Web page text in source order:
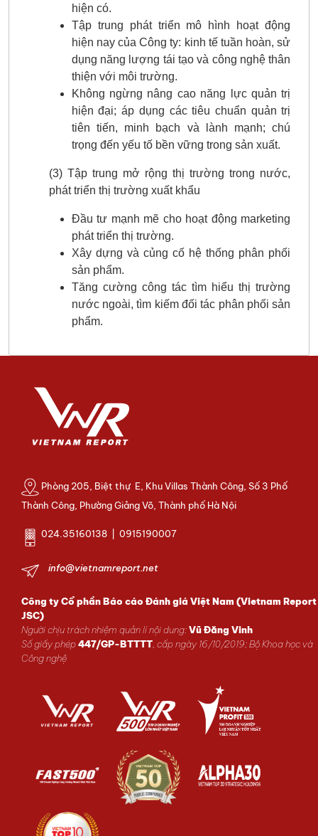
hiện có.
Tập trung phát triển mô hình hoạt động
hiện nay của Công ty: kinh tế tuần hoàn, sử
dụng năng lượng tái tạo và công nghệ thân
thiện với môi trường.
Không ngừng nâng cao năng lực quản trị
hiện đại; áp dụng các tiêu chuẩn quản trị
tiên tiến, minh bạch và lành mạnh; chú
trọng đến yếu tố bền vững trong sản xuất.
(3) Tập trung mở rộng thị trường trong nước,
phát triển thị trường xuất khẩu
Đầu tư mạnh mẽ cho hoạt động marketing
phát triển thị trường.
Xây dựng và củng cố hệ thống phân phối
sản phẩm.
Tăng cường công tác tìm hiểu thị trường
nước ngoài, tìm kiếm đối tác phân phối sản
phẩm.
Phòng 205, Biệt thự E, Khu Villas Thành Công, Số 3 Phố
Thành Công, Phường Giảng Võ, Thành phố Hà Nội
024.35160138 | 0915190007
info@vietnamreport.net
Công ty Cổ phần Báo cáo Đánh giá Việt Nam (Vietnam Report
JSC)
Người chịu trách nhiệm quản lí nội dung:Vũ Đăng Vinh
Số giấy phép447/GP-BTTTT, cấp ngày 16/10/2019; Bộ Khoa học và
Công nghệ